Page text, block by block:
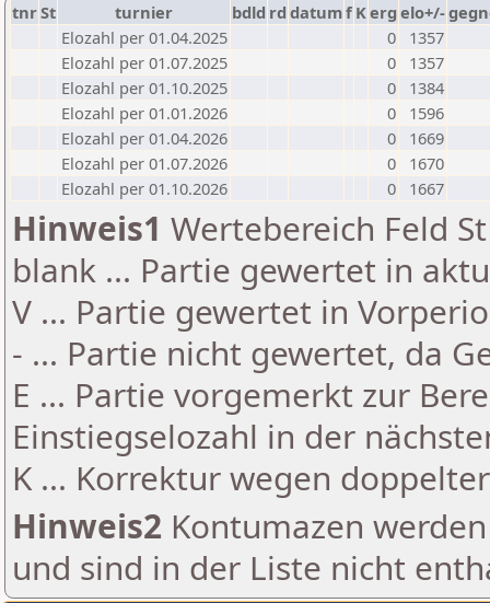
tnrSt turnier bdld rd datumf Kerg elo+/-
Elozahl per 01.04.2025
0
1357
Elozahl per 01.07.2025
0
1357
Elozahl per 01.10.2025
0
1384
Elozahl per 01.01.2026
0
1596
Elozahl per 01.04.2026
0
1669
Elozahl per 01.07.2026
0
1670
Elozahl per 01.10.2026
0 1667
Hinweis1 Wertebereich Feld
blank ... Partie gewertet in
V ... Partie gewertet in
- ... Partie nicht gewertet, da
E ... Partie vorgemerkt zur
Einstiegselozahl in der
K ... Korrektur wegen
Hinweis2 Kontumazen
und sind in der Liste nicht